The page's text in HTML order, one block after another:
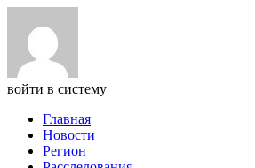
войти в систему
Главная
Новости
Регион